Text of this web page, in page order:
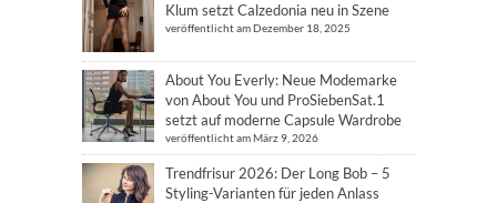
Klum setzt Calzedonia neu in Szene
veröffentlicht am Dezember 18, 2025
About You Everly: Neue Modemarke
von About You und ProSiebenSat.1
setzt auf moderne Capsule Wardrobe
veröffentlicht am März 9, 2026
Trendfrisur 2026: Der Long Bob – 5
Styling-Varianten für jeden Anlass